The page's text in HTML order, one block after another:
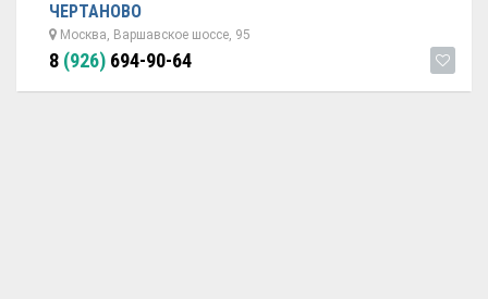
ЧЕРТАНОВО
Москва, Варшавское шоссе, 95
8 (926) 694-90-64